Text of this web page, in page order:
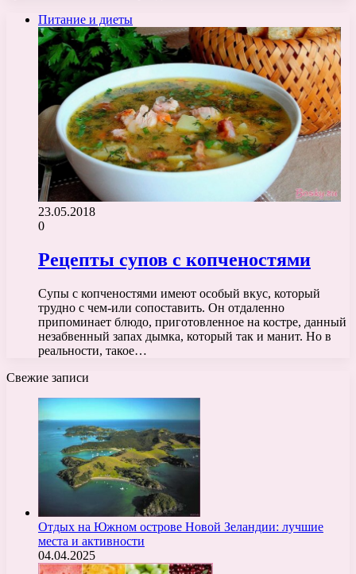
Питание и диеты
23.05.2018
0
Рецепты супов с копченостями
Супы с копченостями имеют особый вкус, который
трудно с чем-или сопоставить. Он отдаленно
припоминает блюдо, приготовленное на костре, данный
незабвенный запах дымка, который так и манит. Но в
реальности, такое…
Свежие записи
Отдых на Южном острове Новой Зеландии: лучшие
места и активности
04.04.2025